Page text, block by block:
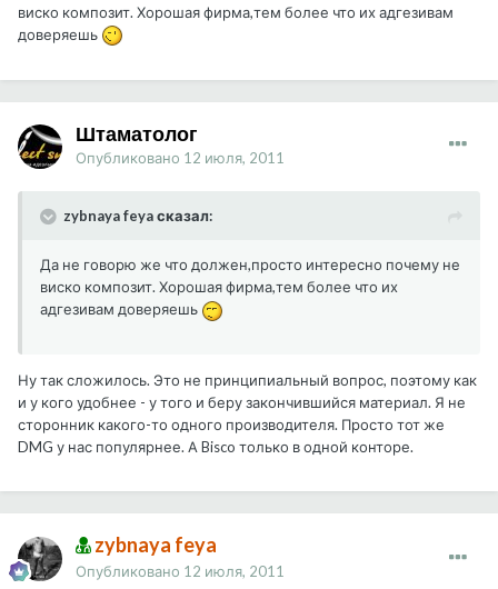
виско композит. Хорошая фирма,тем более что их адгезивам
доверяешь
Штаматолог
Опубликовано 12 июля, 2011
zybnaya feya сказал:
Да не говорю же что должен,просто интересно почему не
виско композит. Хорошая фирма,тем более что их
адгезивам доверяешь
Ну так сложилось. Это не принципиальный вопрос, поэтому как
и у кого удобнее - у того и беру закончившийся материал. Я не
сторонник какого-то одного производителя. Просто тот же
DMG у нас популярнее. А Bisco только в одной конторе.
zybnaya feya
Опубликовано 12 июля, 2011